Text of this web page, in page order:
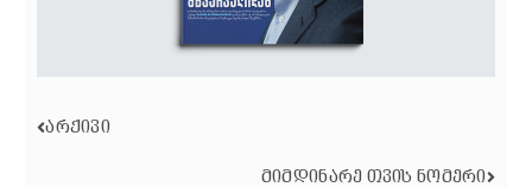
ᲐᲠᲥᲘᲕᲘ
ᲛᲘᲛᲓᲘᲜᲐᲠᲔ ᲗᲕᲘᲡ ᲜᲝᲛᲔᲠᲘ